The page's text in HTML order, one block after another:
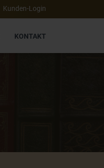
Kunden-Login
KONTAKT